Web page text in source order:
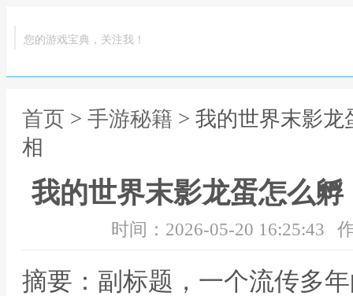
您的游戏宝典，关注我！
首页 > 手游秘籍 > 我的世界末影
相
我的世界末影龙蛋怎么
时间：2026-05-20 16:25:43
摘要：副标题，一个流传多